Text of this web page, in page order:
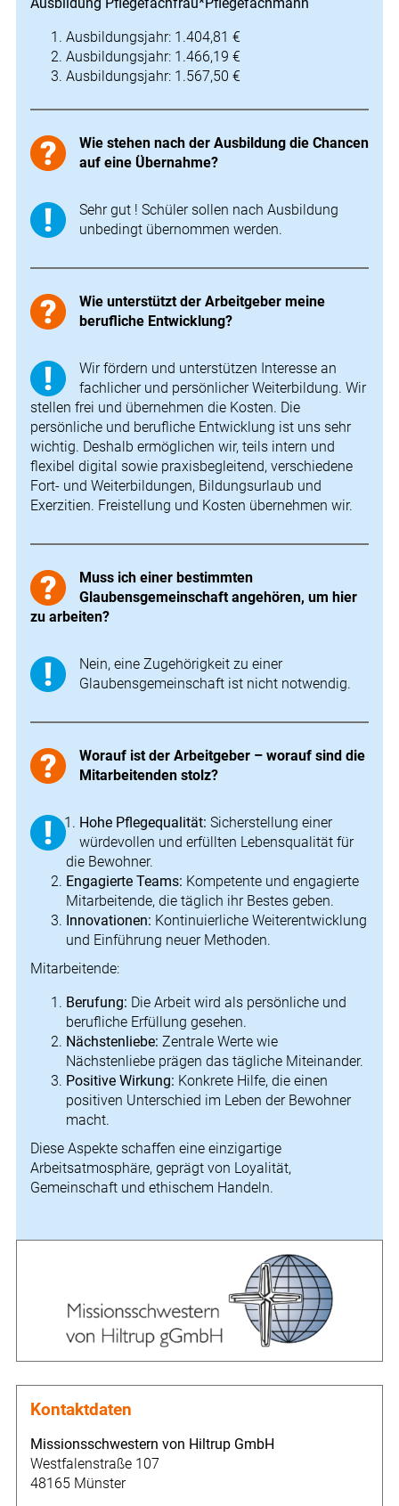
Ausbildungsjahr: 1.404,81 €
Ausbildungsjahr: 1.466,19 €
Ausbildungsjahr: 1.567,50 €
Wie stehen nach der Ausbildung die Chancen
auf eine Übernahme?
Sehr gut ! Schüler sollen nach Ausbildung
unbedingt übernommen werden.
Wie unterstützt der Arbeitgeber meine
berufliche Entwicklung?
Wir fördern und unterstützen Interesse an
fachlicher und persönlicher Weiterbildung. Wir
stellen frei und übernehmen die Kosten. Die
persönliche und berufliche Entwicklung ist uns sehr
wichtig. Deshalb ermöglichen wir, teils intern und
flexibel digital sowie praxisbegleitend, verschiedene
Fort- und Weiterbildungen, Bildungsurlaub und
Exerzitien. Freistellung und Kosten übernehmen wir.
Muss ich einer bestimmten
Glaubensgemeinschaft angehören, um hier
zu arbeiten?
Nein, eine Zugehörigkeit zu einer
Glaubensgemeinschaft ist nicht notwendig.
Worauf ist der Arbeitgeber – worauf sind die
Mitarbeitenden stolz?
Hohe Pflegequalität: Sicherstellung einer
würdevollen und erfüllten Lebensqualität für
die Bewohner.
Engagierte Teams: Kompetente und engagierte
Mitarbeitende, die täglich ihr Bestes geben.
Innovationen: Kontinuierliche Weiterentwicklung
und Einführung neuer Methoden.
Mitarbeitende:
Berufung: Die Arbeit wird als persönliche und
berufliche Erfüllung gesehen.
Nächstenliebe: Zentrale Werte wie
Nächstenliebe prägen das tägliche Miteinander.
Positive Wirkung: Konkrete Hilfe, die einen
positiven Unterschied im Leben der Bewohner
macht.
Diese Aspekte schaffen eine einzigartige
Arbeitsatmosphäre, geprägt von Loyalität,
Gemeinschaft und ethischem Handeln.
Kontaktdaten
Missionsschwestern von Hiltrup GmbH
Westfalenstraße 107
48165 Münster